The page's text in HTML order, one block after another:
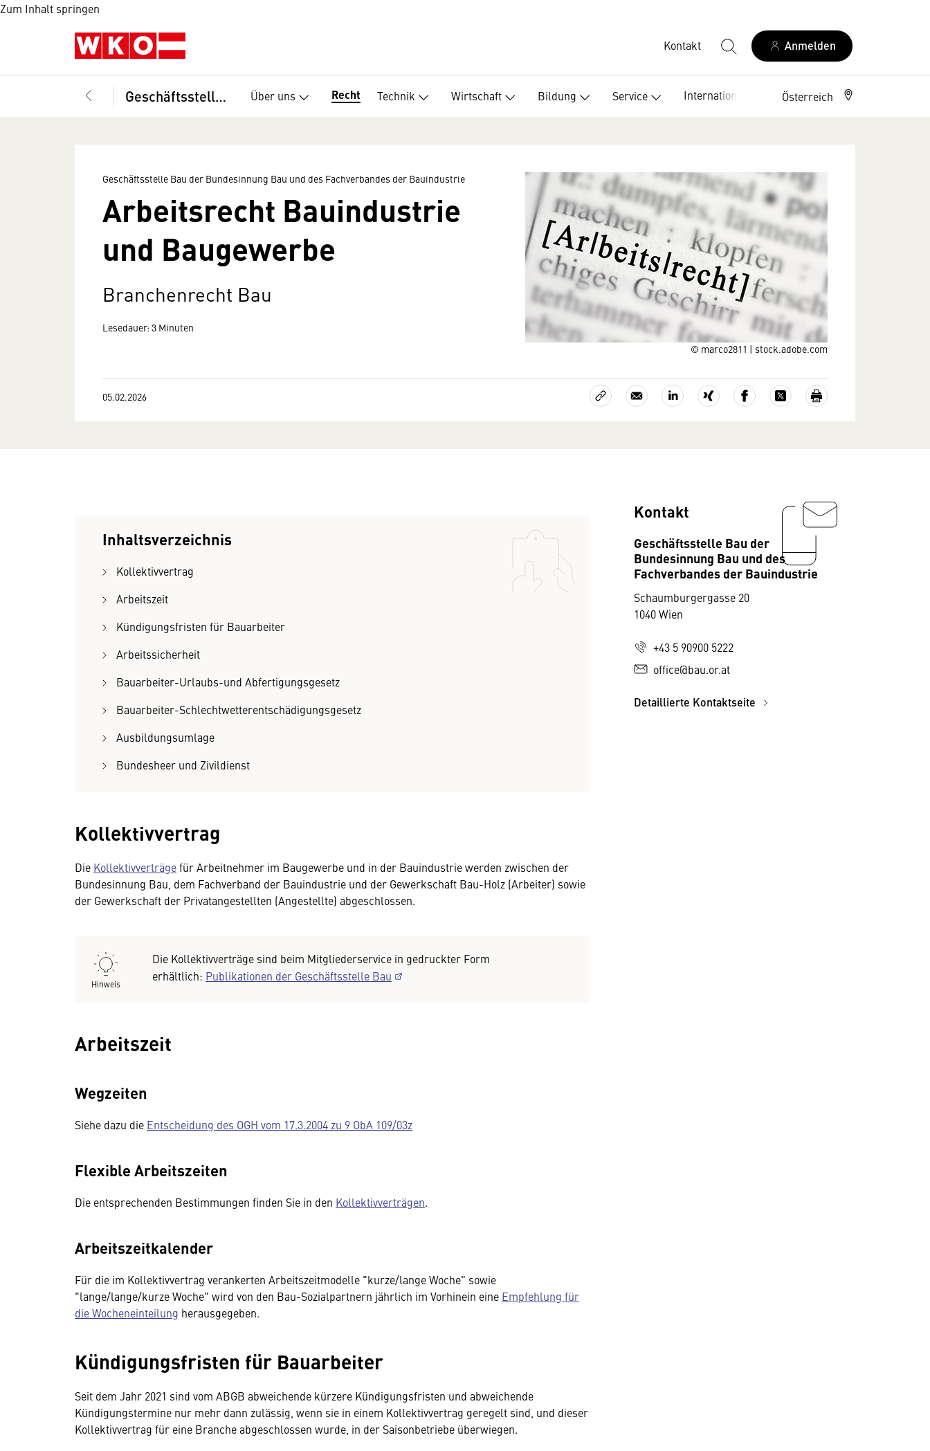
Zum Inhalt springen
Kontakt Anmelden
Geschäftsstelle Bau der Bundesinnung Bau und des Fachverbandes der Bauindustrie Über uns Recht Technik Wirtschaft Bildung Service International Österreich
© marco2811 | stock.adobe.com
Geschäftsstelle Bau der Bundesinnung Bau und des Fachverbandes der Bauindustrie
Arbeitsrecht Bauindustrie
und Baugewerbe
Branchenrecht Bau
Lesedauer: 3 Minuten
05.02.2026
Inhaltsverzeichnis
Kollektivvertrag
Arbeitszeit
Kündigungsfristen für Bauarbeiter
Arbeitssicherheit
Bauarbeiter-Urlaubs-und Abfertigungsgesetz
Bauarbeiter-Schlechtwetterentschädigungsgesetz
Ausbildungsumlage
Bundesheer und Zivildienst
Kollektivvertrag
Die Kollektivverträgefür Arbeitnehmer im Baugewerbe und in der Bauindustrie werden zwischen der
Bundesinnung Bau, dem Fachverband der Bauindustrie und der Gewerkschaft Bau-Holz (Arbeiter) sowie
der Gewerkschaft der Privatangestellten (Angestellte) abgeschlossen.
Hinweis
Die Kollektivverträge sind beim Mitgliederservice in gedruckter Form
erhältlich: Publikationen der Geschäftsstelle Bau
Arbeitszeit
Wegzeiten
Siehe dazu die Entscheidung des OGH vom 17.3.2004 zu 9 ObA 109/03z
Flexible Arbeitszeiten
Die entsprechenden Bestimmungen finden Sie in den Kollektivverträgen.
Arbeitszeitkalender
Für die im Kollektivvertrag verankerten Arbeitszeitmodelle "kurze/lange Woche" sowie
"lange/lange/kurze Woche" wird von den Bau-Sozialpartnern jährlich im Vorhinein eine Empfehlung für
die Wocheneinteilung herausgegeben.
Kündigungsfristen für Bauarbeiter
Seit dem Jahr 2021 sind vom ABGB abweichende kürzere Kündigungsfristen und abweichende
Kündigungstermine nur mehr dann zulässig, wenn sie in einem Kollektivvertrag geregelt sind, und dieser
Kollektivvertrag für eine Branche abgeschlossen wurde, in der Saisonbetriebe überwiegen.
Kontakt
Geschäftsstelle Bau der
Bundesinnung Bau und des
Fachverbandes der Bauindustrie
Schaumburgergasse 20
1040 Wien
+43 5 90900 5222
office@bau.or.at
Detaillierte Kontaktseite